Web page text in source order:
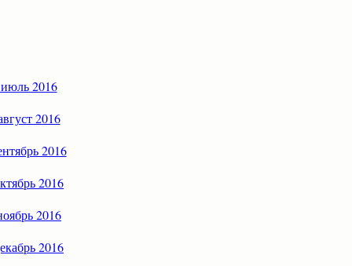
2016
2016
2016
2016
2016
2016